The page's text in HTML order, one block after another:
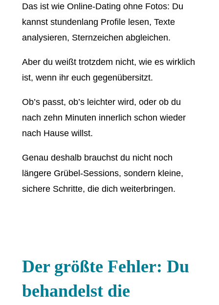
Das ist wie Online-Dating ohne Fotos: Du
kannst stundenlang Profile lesen, Texte
analysieren, Sternzeichen abgleichen.
Aber du weißt trotzdem nicht, wie es wirklich
ist, wenn ihr euch gegenübersitzt.
Ob’s passt, ob’s leichter wird, oder ob du
nach zehn Minuten innerlich schon wieder
nach Hause willst.
Genau deshalb brauchst du nicht noch
längere Grübel-Sessions, sondern kleine,
sichere Schritte, die dich weiterbringen.
Der größte Fehler: Du
behandelst die